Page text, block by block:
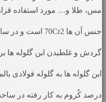
مس، طلا و… مورد استفاده
جنس آن ها 70Cr2 است و در سایش مواد در بالمیل نقش حیاتی دارند.
گردش و غلطیدن این گلوله ها
این گلوله ها به گلوله فولادی
درصد کُروم به کار رفته در